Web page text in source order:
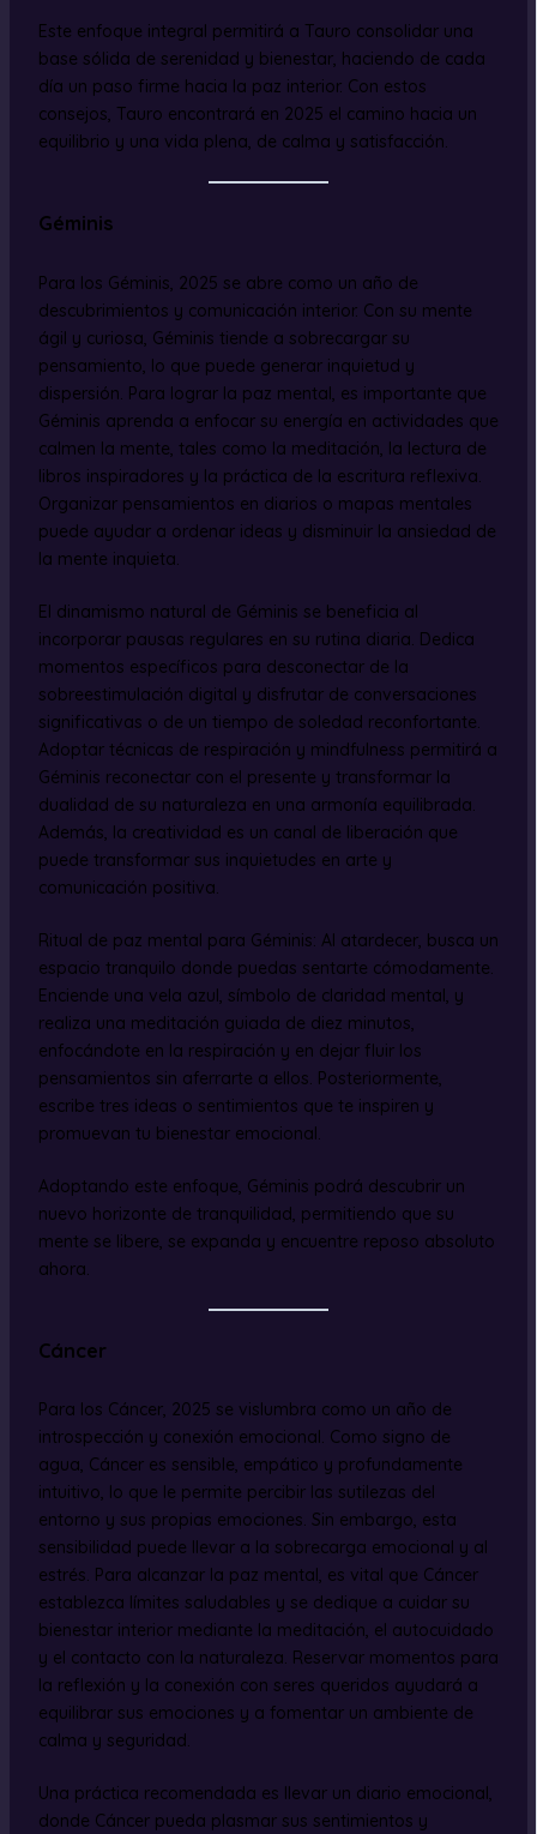
Este enfoque integral permitirá a Tauro consolidar una
base sólida de serenidad y bienestar, haciendo de cada
día un paso firme hacia la paz interior. Con estos
consejos, Tauro encontrará en 2025 el camino hacia un
equilibrio y una vida plena, de calma y satisfacción.
Géminis
Para los Géminis, 2025 se abre como un año de
descubrimientos y comunicación interior. Con su mente
ágil y curiosa, Géminis tiende a sobrecargar su
pensamiento, lo que puede generar inquietud y
dispersión. Para lograr la paz mental, es importante que
Géminis aprenda a enfocar su energía en actividades que
calmen la mente, tales como la meditación, la lectura de
libros inspiradores y la práctica de la escritura reflexiva.
Organizar pensamientos en diarios o mapas mentales
puede ayudar a ordenar ideas y disminuir la ansiedad de
la mente inquieta.
El dinamismo natural de Géminis se beneficia al
incorporar pausas regulares en su rutina diaria. Dedica
momentos específicos para desconectar de la
sobreestimulación digital y disfrutar de conversaciones
significativas o de un tiempo de soledad reconfortante.
Adoptar técnicas de respiración y mindfulness permitirá a
Géminis reconectar con el presente y transformar la
dualidad de su naturaleza en una armonía equilibrada.
Además, la creatividad es un canal de liberación que
puede transformar sus inquietudes en arte y
comunicación positiva.
Ritual de paz mental para Géminis: Al atardecer, busca un
espacio tranquilo donde puedas sentarte cómodamente.
Enciende una vela azul, símbolo de claridad mental, y
realiza una meditación guiada de diez minutos,
enfocándote en la respiración y en dejar fluir los
pensamientos sin aferrarte a ellos. Posteriormente,
escribe tres ideas o sentimientos que te inspiren y
promuevan tu bienestar emocional.
Adoptando este enfoque, Géminis podrá descubrir un
nuevo horizonte de tranquilidad, permitiendo que su
mente se libere, se expanda y encuentre reposo absoluto
ahora.
Cáncer
Para los Cáncer, 2025 se vislumbra como un año de
introspección y conexión emocional. Como signo de
agua, Cáncer es sensible, empático y profundamente
intuitivo, lo que le permite percibir las sutilezas del
entorno y sus propias emociones. Sin embargo, esta
sensibilidad puede llevar a la sobrecarga emocional y al
estrés. Para alcanzar la paz mental, es vital que Cáncer
establezca límites saludables y se dedique a cuidar su
bienestar interior mediante la meditación, el autocuidado
y el contacto con la naturaleza. Reservar momentos para
la reflexión y la conexión con seres queridos ayudará a
equilibrar sus emociones y a fomentar un ambiente de
calma y seguridad.
Una práctica recomendada es llevar un diario emocional,
donde Cáncer pueda plasmar sus sentimientos y